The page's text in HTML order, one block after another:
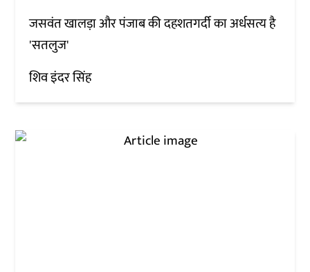
जसवंत खालड़ा और पंजाब की दहशतगर्दी का अर्धसत्य है
'सतलुज'
शिव इंदर सिंह